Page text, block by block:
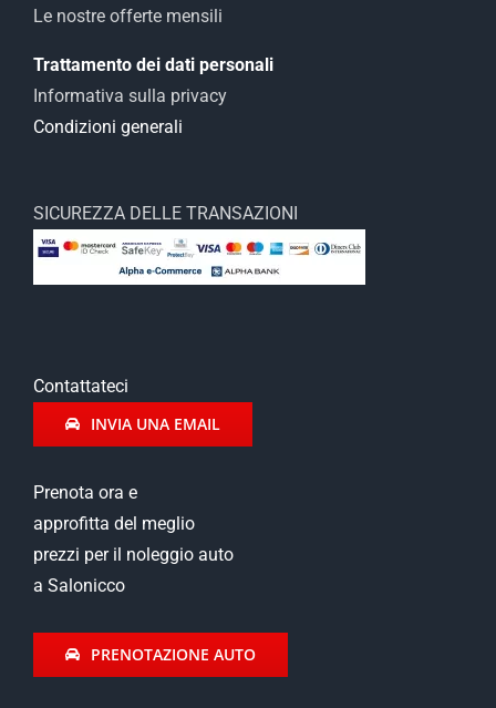
Le nostre offerte mensili
Trattamento dei dati personali
Informativa sulla privacy
Condizioni generali
SICUREZZA DELLE TRANSAZIONI
Contattateci
INVIA UNA EMAIL
Prenota ora e
approfitta del meglio
prezzi per il noleggio auto
a Salonicco
PRENOTAZIONE AUTO